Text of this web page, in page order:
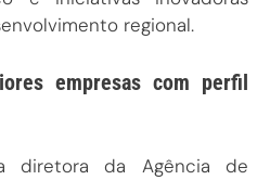
regional.
empresas com perfil
diretora da Agência de